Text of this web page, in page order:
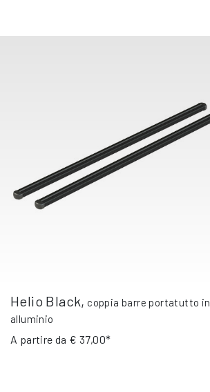
Helio Black, coppia barre portatutto in
alluminio
A partire da € 37,00*